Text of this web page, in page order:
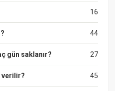
16
44
27
gün saklanır?
45
verilir?